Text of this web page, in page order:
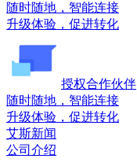
随时随地，智能连接
升级体验，促进转化
授权合作伙伴
随时随地，智能连接
升级体验，促进转化
艾斯新闻
公司介绍